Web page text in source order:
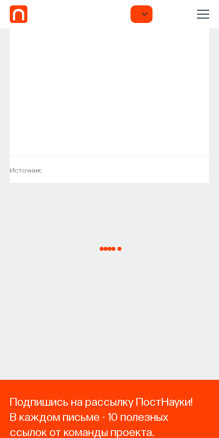
Источник:
Подпишись на рассылку ПостНауки!
В каждом письме - 10 полезных
ссылок от команды проекта.